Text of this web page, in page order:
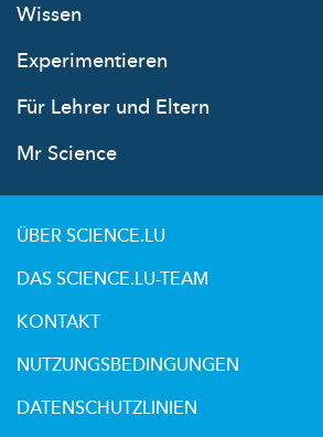
Wissen
Experimentieren
Für Lehrer und Eltern
Mr Science
ÜBER SCIENCE.LU
DAS SCIENCE.LU-TEAM
KONTAKT
NUTZUNGSBEDINGUNGEN
DATENSCHUTZLINIEN